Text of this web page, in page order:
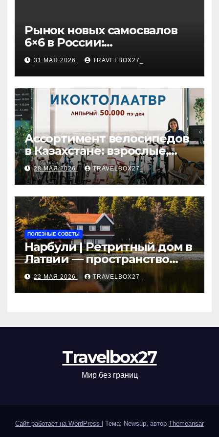
Рынок новых самосвалов
6×6 в России:
характеристики и цены
31 МАЯ 2026 TRAVELBOX27_
Ассортимент велосипедов
в Казахстане: взрослые,
детские и городские
модели, ценовые
категории и варианты
рассрочки
28 МАЯ 2026 TRAVELBOX27_
ПОЛЕЗНЫЕ СОВЕТЫ
Нарбули | Ретритный дом в
Латвии — пространство
для саморазвития и
восстановления
22 МАЯ 2026 TRAVELBOX27_
Travelbox27
Мир без границ
Сайт работает на WordPress Тема: Newsup, автор Themeansar